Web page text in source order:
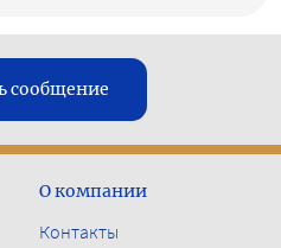
сообщение
О компании
Контакты